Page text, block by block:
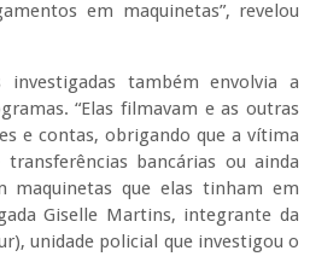
em maquinetas”, revelou
também envolvia a
“Elas filmavam e as outras
e contas, obrigando que a vítima
bancárias ou ainda
maquinetas que elas tinham em
Giselle Martins, integrante da
unidade policial que investigou o